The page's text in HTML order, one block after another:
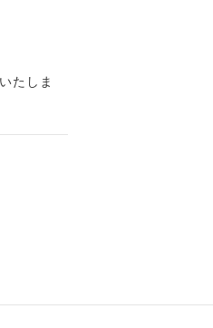
たしま